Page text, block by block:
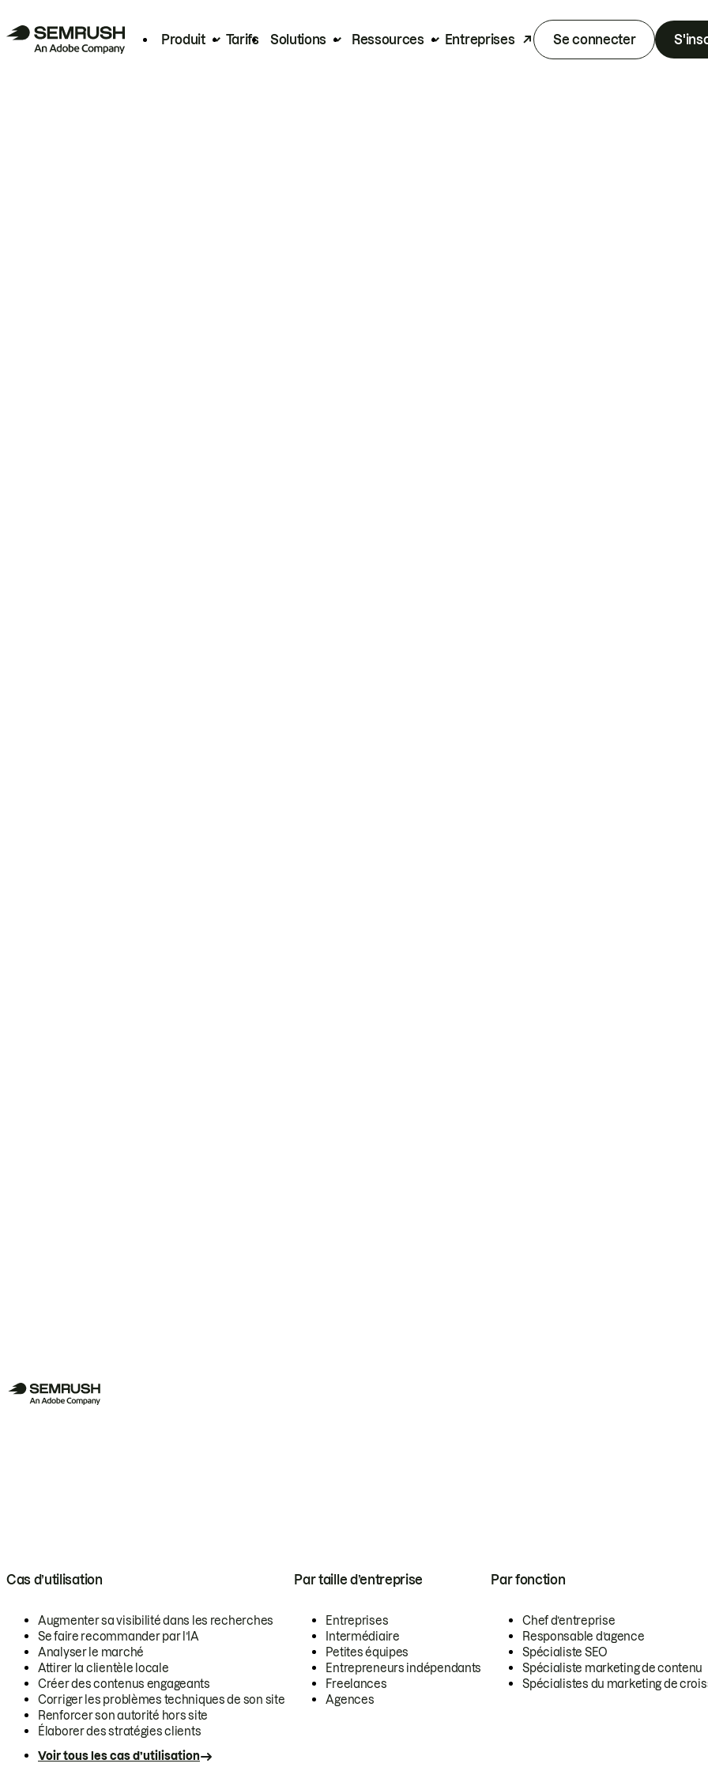
Produit Tarifs Solutions Ressources Entreprises Se connecter
Cas d’utilisation
Augmenter sa visibilité dans les recherches
Se faire recommander par l’IA
Analyser le marché
Attirer la clientèle locale
Créer des contenus engageants
Corriger les problèmes techniques de son site
Renforcer son autorité hors site
Élaborer des stratégies clients
Voir tous les cas d’utilisation
Par taille d’entreprise
Entreprises
Intermédiaire
Petites équipes
Entrepreneurs indépendants
Freelances
Agences
Par fonction
Chef d’entreprise
Responsable d’agence
Spécialiste SEO
Spécialiste marketing de contenu
Spécialistes du marketing de